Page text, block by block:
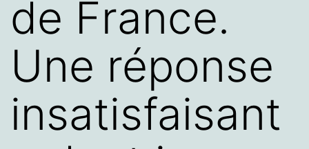
de France.
Une réponse
insatisfaisant